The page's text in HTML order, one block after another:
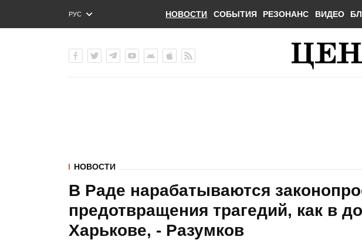
РУС
ENG
НОВОСТИ СОБЫТИЯ РЕЗОНАНС ВИДЕО
НОВОСТИ
В Раде нарабатываются
предотвращения трагедий, как в
Харькове, - Разумков